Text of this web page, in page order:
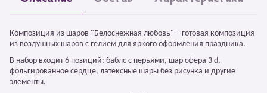
Композиция из шаров "Белоснежная любовь" – готовая композиция
из воздушных шаров с гелием для яркого оформления праздника.
В набор входит 6 позиций: баблс с перьями, шар сфера 3 d,
фольгированное сердце, латексные шары без рисунка и другие
элементы.